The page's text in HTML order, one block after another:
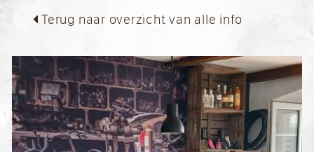
Terug naar overzicht van alle info